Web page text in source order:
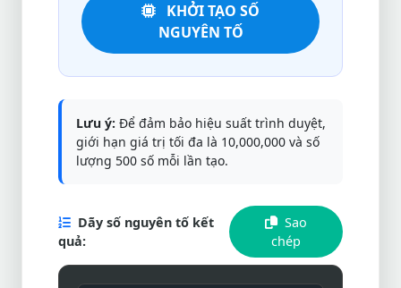
KHỞI TẠO SỐ
NGUYÊN TỐ
Lưu ý: Để đảm bảo hiệu suất trình duyệt,
giới hạn giá trị tối đa là 10,000,000 và số
lượng 500 số mỗi lần tạo.
Dãy số nguyên tố kết
quả:
Sao
chép